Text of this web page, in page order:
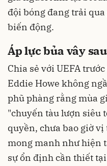
đội bóng đang trải
biến động.
Áp lực bủa vây
Chia sẻ với UEFA
Eddie Howe không
phũ phàng rằng mùa
"chuyến tàu lượn siêu
quyền, chưa bao giờ
mong manh như hiện
sự ổn định cần thiết